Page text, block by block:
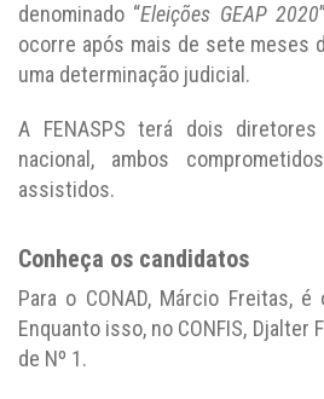
denominado “Eleições GEAP 2020
ocorre após mais de sete meses
uma determinação judicial.
A FENASPS terá dois
nacional, ambos
assistidos.
Conheça os candidatos
Para o CONAD, Márcio Freitas,
Enquanto isso, no CONFIS, Djalter
de Nº 1.